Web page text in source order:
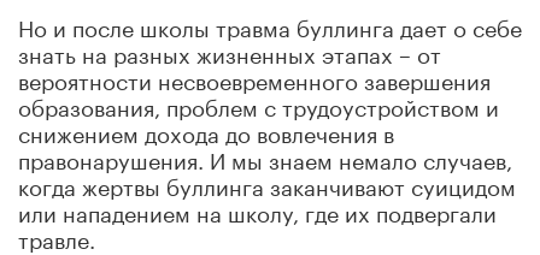
Но и после школы травма буллинга дает о себе
знать на разных жизненных этапах – от
вероятности несвоевременного завершения
образования, проблем с трудоустройством и
снижением дохода до вовлечения в
правонарушения. И мы знаем немало случаев,
когда жертвы буллинга заканчивают суицидом
или нападением на школу, где их подвергали
травле.